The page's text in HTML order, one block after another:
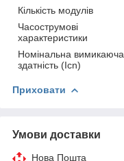
Кількість модулів
Часострумові
характеристики
Номінальна вимикаюча
здатність (Icn)
Приховати
Умови доставки
Нова Пошта